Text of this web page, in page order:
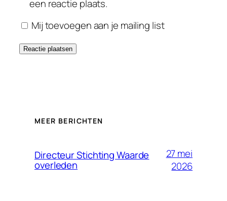
een reactie plaats.
Mij toevoegen aan je mailing list
MEER BERICHTEN
Directeur Stichting Waarde
overleden
27 mei
2026